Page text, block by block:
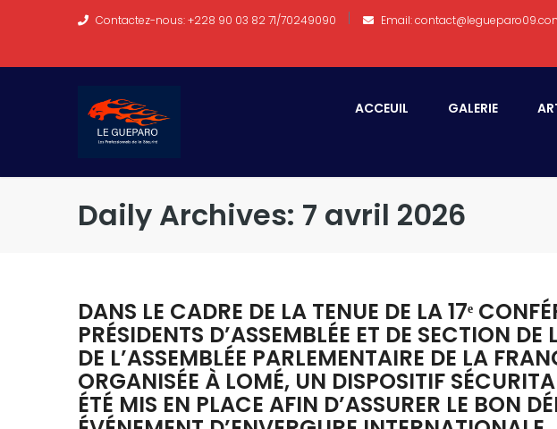
Contactez-nous: +228 90 03 82 71/70249090 Email:
ACCEUIL GALERIE
Daily Archives: 7 avril 2026
DANS LE CADRE DE LA TENUE DE LA 17ᵉ
PRÉSIDENTS D’ASSEMBLÉE ET DE SECTION
DE L’ASSEMBLÉE PARLEMENTAIRE DE LA
ORGANISÉE À LOMÉ, UN DISPOSITIF
ÉTÉ MIS EN PLACE AFIN D’ASSURER LE BON